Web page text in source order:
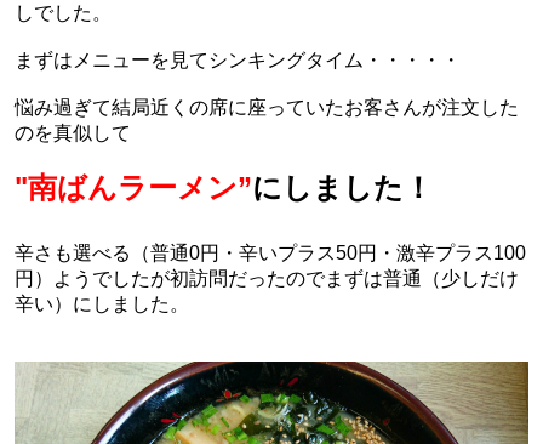
しでした。
まずはメニューを見てシンキングタイム・・・・・
悩み過ぎて結局近くの席に座っていたお客さんが注文した
のを真似して
"南ばんラーメン”にしました！
辛さも選べる（普通0円・辛いプラス50円・激辛プラス100
円）ようでしたが初訪問だったのでまずは普通（少しだけ
辛い）にしました。